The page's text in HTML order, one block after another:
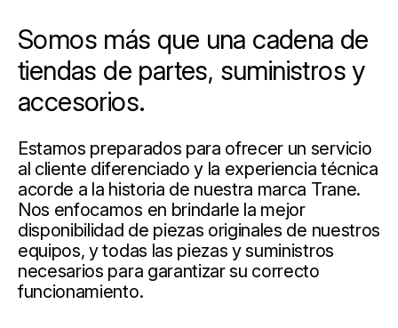
Somos más que una cadena de
tiendas de partes, suministros y
accesorios.
Estamos preparados para ofrecer un servicio
al cliente diferenciado y la experiencia técnica
acorde a la historia de nuestra marca Trane.
Nos enfocamos en brindarle la mejor
disponibilidad de piezas originales de nuestros
equipos, y todas las piezas y suministros
necesarios para garantizar su correcto
funcionamiento.